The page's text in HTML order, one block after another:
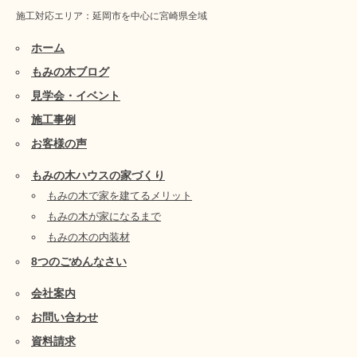
施工対応エリア：延岡市を中心に宮崎県全域
ホーム
もみの木ブログ
見学会・イベント
施工事例
お客様の声
もみの木ハウスの家づくり
もみの木で家を建てるメリット
もみの木が家になるまで
もみの木の内装材
8つのごめんなさい
会社案内
お問い合わせ
資料請求